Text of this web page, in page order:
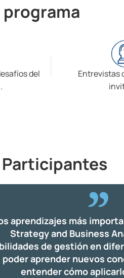
del
Entrevistas
aprendizajes más
Strategy and Business
de gestión en
poder aprender nuevos
entender cómo